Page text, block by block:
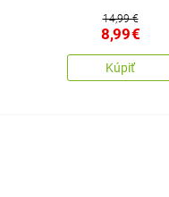
14,99 €
8,99€
Kúpiť